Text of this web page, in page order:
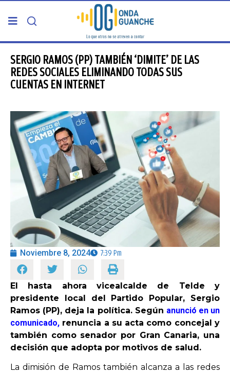
PORTADA
TELDE
GRAN CANARIA
CANARIAS
5ª COLUMNA
CARTAS DEL DIRECTOR
ENTREVISTAS
OPINIÓN
PROGRAMAS
SERGIO RAMOS (PP) TAMBIÉN ‘DIMITE’ DE LAS
REDES SOCIALES ELIMINANDO TODAS SUS
CUENTAS EN INTERNET
Noviembre 8, 2024 7:39 Pm
El hasta ahora vicealcalde de Telde y
presidente local del Partido Popular, Sergio
Ramos (PP), deja la política. Según anunció en un
comunicado, renuncia a su acta como concejal y
también como senador por Gran Canaria, una
decisión que adopta por motivos de salud.
La dimisión de Ramos también alcanza a las redes